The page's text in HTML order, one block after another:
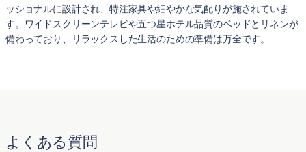
ッショナルに設計され、特注家具や細やかな気配りが施されていま
す。ワイドスクリーンテレビや五つ星ホテル品質のベッドとリネンが
備わっており、リラックスした生活のための準備は万全です。
よくある質問